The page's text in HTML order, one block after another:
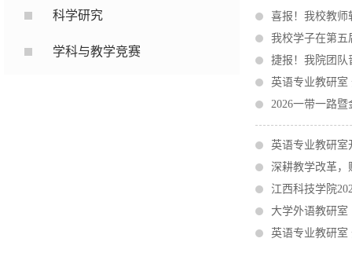
科学研究
学科与教学竞赛
喜报！我校教师
我校学子在第五
捷报！我院团队
英语专业教研室
2026一带一路
英语专业教研室
深耕教学改革
江西科技学院
大学外语教研室
英语专业教研室